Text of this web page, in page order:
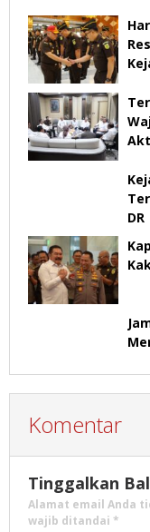
DR
Komentar
Tinggalkan
Alamat email Anda
wajib ditandai *